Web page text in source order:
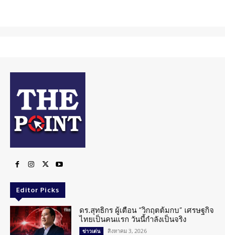
Editor Picks
ดร.สุทธิกร ผู้เตือน “วิกฤตต้มกบ” เศรษฐกิจ
ไทยเป็นคนแรก วันนี้กำลังเป็นจริง
ข่าวเด่น สิงหาคม 3, 2026